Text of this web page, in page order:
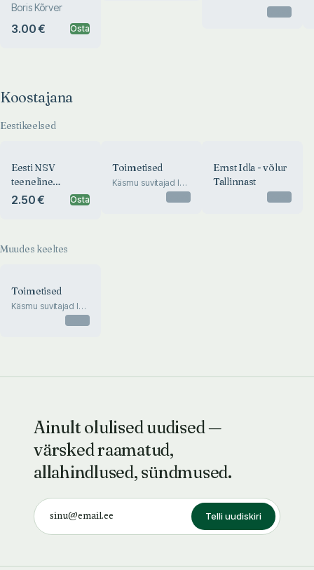
Boris Kõrver
3.00 € Osta
Koostajana
Eestikeelsed
Eesti NSV
teeneline
kunstnik Salme
2.50 € Osta
Toimetised
Käsmu suvitajad läbi
aegade. Artiklid,
Ernst Idla - võlur
Tallinnast
Muudes keeltes
Toimetised
Käsmu suvitajad läbi
aegade. Artiklid,
Ainult olulised uudised —
värsked raamatud,
allahindlused, sündmused.
Telli uudiskiri